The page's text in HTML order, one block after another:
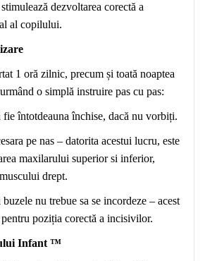
dezvoltarea corectă a
al copilului.
1 oră zilnic, precum și toată noaptea
o simplă instruire pas cu pas:
fie întotdeauna închise, dacă nu vorbiți.
pe nas – datorita acestui lucru, este
maxilarului superior si inferior,
drept.
nu trebue sa se incordeze – acest
poziția corectă a incisivilor.
Infant ™